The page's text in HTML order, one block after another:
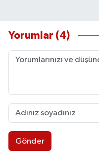
Yorumlar (4)
Gönder